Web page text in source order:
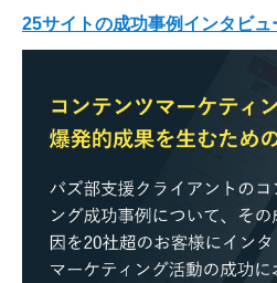
25サイトの成功事例インタビュ